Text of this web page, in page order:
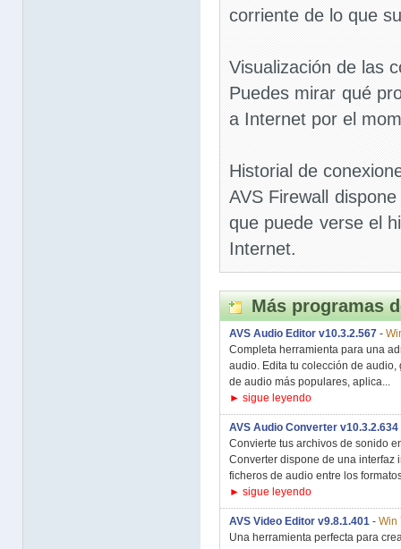
corriente de lo que
Visualización de las
Puedes mirar qué
a Internet por el
Historial de
AVS Firewall
que puede verse el
Internet.
Más programas
AVS Audio Editor v10.3.2.567 -
Completa herramienta para una
audio. Edita tu colección de
de audio más populares, aplica...
► sigue leyendo
AVS Audio Converter v10.3.2.634
Convierte tus archivos de sonido
Converter dispone de una interfaz
ficheros de audio entre los
► sigue leyendo
AVS Video Editor v9.8.1.401 - Win
Una herramienta perfecta para